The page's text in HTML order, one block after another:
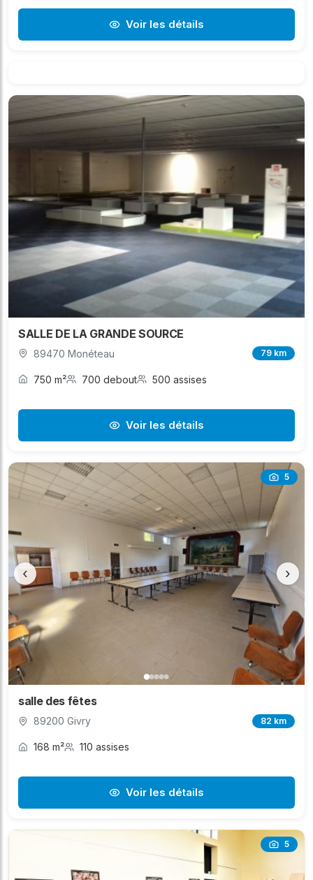
Voir les détails
SALLE DE LA GRANDE SOURCE
89470 Monéteau 79 km
750 m² 700 debout 500 assises
Voir les détails
5
‹ ›
salle des fêtes
89200 Givry 82 km
168 m² 110 assises
Voir les détails
5